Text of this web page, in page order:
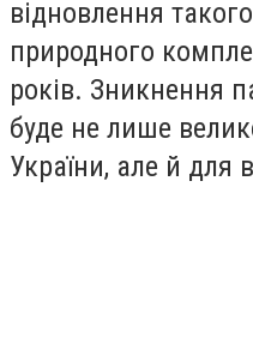
відновлення
природного
років. Зникнення
буде не лише
України, але й для